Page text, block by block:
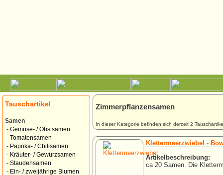
Tauschartikel
Samen
- Gemüse- / Obstsamen
- Tomatensamen
- Paprika- / Chilisamen
- Kräuter- / Gewürzsamen
- Staudensamen
- Ein- / zweijährige Blumen
Zimmerpflanzensamen
In dieser Kategorie befinden sich derzeit 2
Klettermeerzwiebel -
Artikelbeschreibung:
ca 20 Samen. Die